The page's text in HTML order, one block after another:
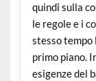
quindi sulla
le regole e i
stesso tempo
primo piano.
esigenze del